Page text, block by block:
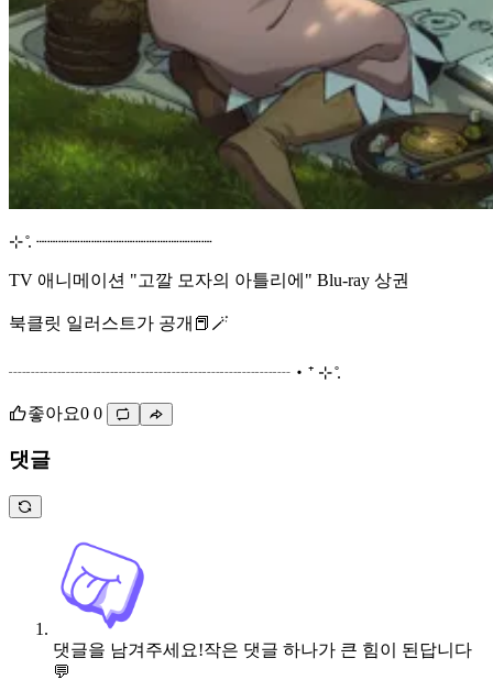
⊹ ̊. ┈┈┈┈┈┈┈┈┈┈┈┈┈┈┈┈
TV 애니메이션 "고깔 모자의 아틀리에" Blu-ray 상권
북클릿 일러스트가 공개📕🪄
┈┈┈┈┈┈┈┈┈┈┈┈┈┈┈┈‧⁺ ⊹ ̊.
좋아요0 0
댓글
댓글을 남겨주세요!작은 댓글 하나가 큰 힘이 된답니다
💬